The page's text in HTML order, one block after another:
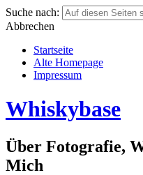
Suche nach:
Abbrechen
Startseite
Alte Homepage
Impressum
Whiskybase
Über Fotografie,
Mich